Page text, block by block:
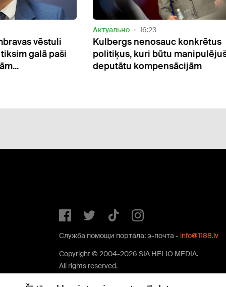
konkrētus
ar
Видео
Актуально 18:31
ZZS politiķis: Ja Saeimu un
ministrijas pārceltu uz
kompensācijas varētu atcelt
Служба помощи портала: э-почта - info@1188.lv
Copyright © 2004-2026 SIA HELIO MEDIA.
All rights reserved.